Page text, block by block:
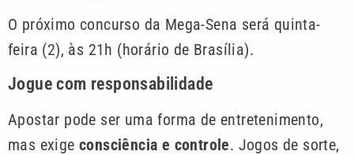
O próximo concurso da Mega-Sena será quinta-
feira (2), às 21h (horário de Brasília).
Jogue com responsabilidade
Apostar pode ser uma forma de entretenimento,
mas exigeconsciência e controle. Jogos de sorte,